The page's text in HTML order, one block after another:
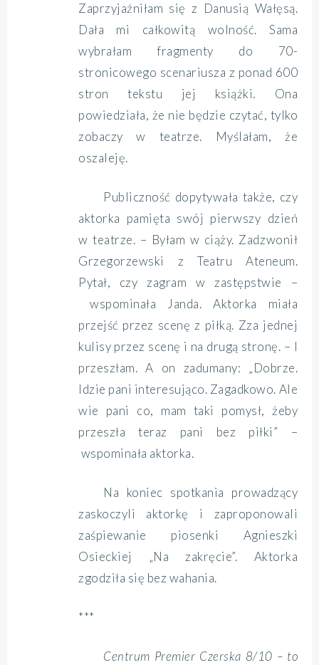
Zaprzyjaźniłam się z Danusią Wałęsą.
Dała mi całkowitą wolność. Sama
wybrałam fragmenty do 70-
stronicowego scenariusza z ponad 600
stron tekstu jej książki. Ona
powiedziała, że nie będzie czytać, tylko
zobaczy w teatrze. Myślałam, że
oszaleję.
Publiczność dopytywała także, czy
aktorka pamięta swój pierwszy dzień
w teatrze. – Byłam w ciąży. Zadzwonił
Grzegorzewski z Teatru Ateneum.
Pytał, czy zagram w zastępstwie –
wspominała Janda. Aktorka miała
przejść przez scenę z piłką. Zza jednej
kulisy przez scenę i na drugą stronę. – I
przeszłam. A on zadumany: „Dobrze.
Idzie pani interesująco. Zagadkowo. Ale
wie pani co, mam taki pomysł, żeby
przeszła teraz pani bez piłki” –
wspominała aktorka.
Na koniec spotkania prowadzący
zaskoczyli aktorkę i zaproponowali
zaśpiewanie piosenki Agnieszki
Osieckiej „Na zakręcie”. Aktorka
zgodziła się bez wahania.
***
Centrum Premier Czerska 8/10 – to